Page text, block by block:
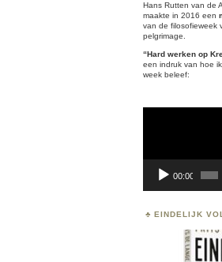
Hans Rutten van de
maakte in 2016 een
van de filosofieweek
pelgrimage.
“Hard werken op
een indruk van hoe ik
week beleef:
00:00
EINDELIJK